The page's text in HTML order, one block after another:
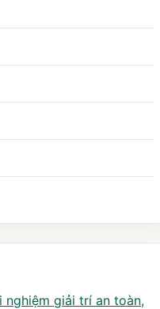
giải trí an toàn,